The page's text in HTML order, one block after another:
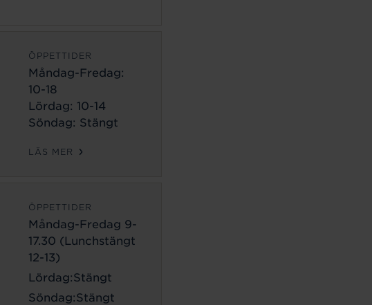
ÖPPETTIDER
Måndag-Fredag:
10-18
Lördag: 10-14
Söndag: Stängt
LÄS MER
ÖPPETTIDER
Måndag-Fredag 9-
17.30 (Lunchstängt
12-13)
Lördag:Stängt
Söndag:Stängt